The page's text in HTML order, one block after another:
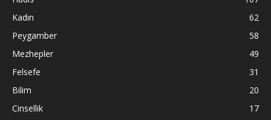
Kadın
62
Peygamber
58
Mezhepler
49
Felsefe
31
Bilim
20
Cinsellik
17